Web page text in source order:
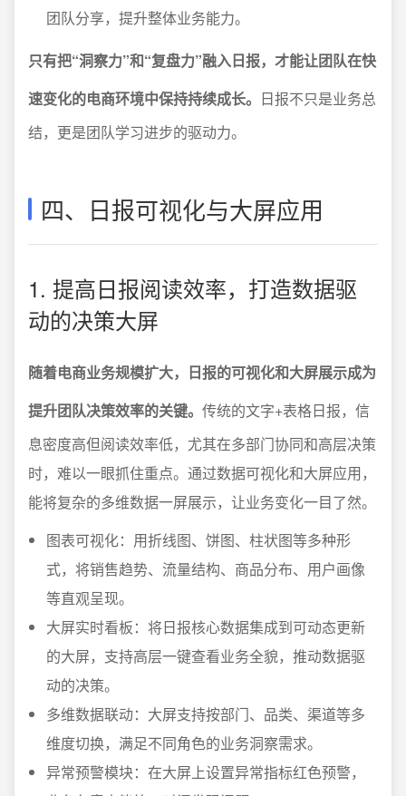
团队分享，提升整体业务能力。
只有把“洞察力”和“复盘力”融入日报，才能让团队在快
速变化的电商环境中保持持续成长。 日报不只是业务总
结，更是团队学习进步的驱动力。
四、日报可视化与大屏应用
1. 提高日报阅读效率，打造数据驱
动的决策大屏
随着电商业务规模扩大，日报的可视化和大屏展示成为
提升团队决策效率的关键。 传统的文字+表格日报，信
息密度高但阅读效率低，尤其在多部门协同和高层决策
时，难以一眼抓住重点。通过数据可视化和大屏应用，
能将复杂的多维数据一屏展示，让业务变化一目了然。
图表可视化：用折线图、饼图、柱状图等多种形
式，将销售趋势、流量结构、商品分布、用户画像
等直观呈现。
大屏实时看板：将日报核心数据集成到可动态更新
的大屏，支持高层一键查看业务全貌，推动数据驱
动的决策。
多维数据联动：大屏支持按部门、品类、渠道等多
维度切换，满足不同角色的业务洞察需求。
异常预警模块：在大屏上设置异常指标红色预警，